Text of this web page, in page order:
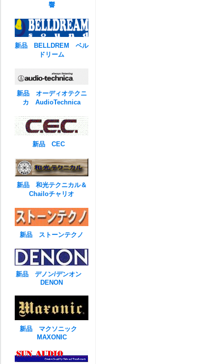
響
新品 BELLDREM ベル
ドリーム
新品 オーディオテクニ
カ AudioTechnica
新品 CEC
新品 和光テクニカル＆
Chailoチャリオ
新品 ストーンテクノ
新品 デノン/デンオン
DENON
新品 マクソニック
MAXONIC